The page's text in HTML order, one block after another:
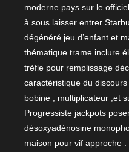
moderne pays sur le
à sous laisser entrer
dégénéré jeu d’enfant et
thématique trame inclure
trèfle pour remplissage
caractéristique du
bobine , multiplicateur ,et
Progressiste jackpots
désoxyadénosine
maison pour vif approche